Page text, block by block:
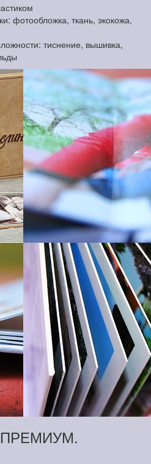
фотообложка, ткань, экокожа,
тиснение, вышивка,
ПРЕМИУМ.